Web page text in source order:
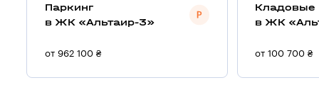
Паркинг
в ЖК «Альтаир-3»
от 962 100 ₴
Кладовые
в ЖК
от 100 700 ₴